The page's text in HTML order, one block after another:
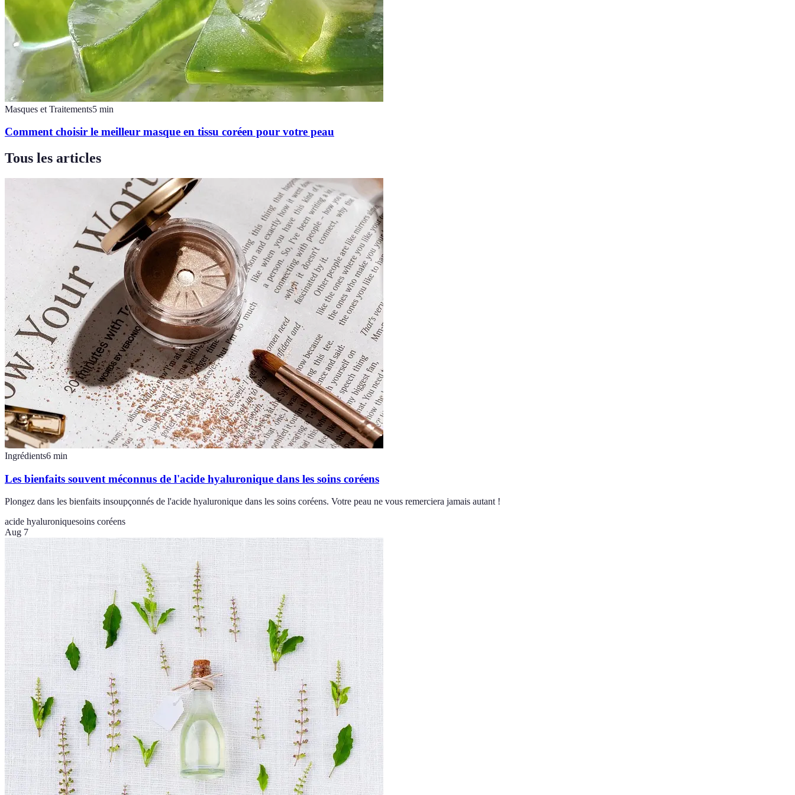
Masques et Traitements5 min
Comment choisir le meilleur masque en tissu coréen pour votre peau
Tous les articles
Ingrédients6 min
Les bienfaits souvent méconnus de l'acide hyaluronique dans les soins coréens
Plongez dans les bienfaits insoupçonnés de l'acide hyaluronique dans les soins coréens. Votre peau ne vous remerciera jamais autant !
acide hyaluroniquesoins coréens
Aug 7